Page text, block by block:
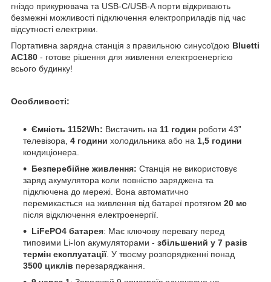
гніздо прикурювача та USB-C/USB-A порти відкривають
безмежні можливості підключення електроприладів під час
відсутності електрики.
Портативна зарядна станція з правильною синусоїдою Bluetti
AC180 - готове рішення для живлення електроенергією
всього будинку!
Особливості:
Ємність 1152Wh: Вистачить на 11 годин роботи 43”
телевізора, 4 години холодильника або на 1,5 години
кондиціонера.
Безперебійне живлення: Станція не використовує
заряд акумулятора коли повністю заряджена та
підключена до мережі. Вона автоматично
перемикається на живлення від батареї протягом 20 мс
після відключення електроенергії.
LiFePO4 батарея: Має ключову перевагу перед
типовими Li-Ion акумуляторами - збільшений у 7 разів
термін експлуатації. У твоєму розпорядженні понад
3500 циклів перезаряджання.